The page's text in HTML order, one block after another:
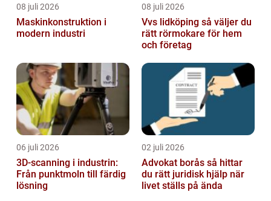
08 juli 2026
Maskinkonstruktion i
modern industri
08 juli 2026
Vvs lidköping så väljer du
rätt rörmokare för hem
och företag
06 juli 2026
3D-scanning i industrin:
Från punktmoln till färdig
lösning
02 juli 2026
Advokat borås så hittar
du rätt juridisk hjälp när
livet ställs på ända